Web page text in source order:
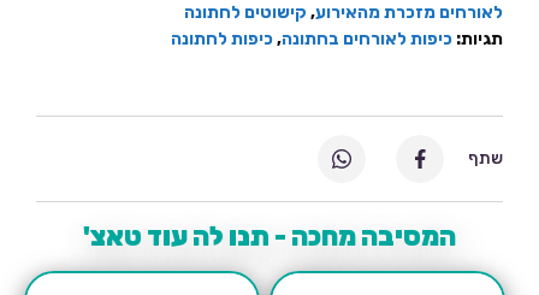
לאורחים מזכרת מהאירוע, קישוטים לחתונה
תגיות: כיפות לאורחים בחתונה,כיפות לחתונה
המסיבה מחכה - תנו לה עוד טאצ'
שתף